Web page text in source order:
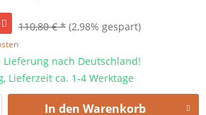
110,80 € * (2,98% gespart)
nach Deutschland!
Lieferzeit ca. 1-4 Werktage
In den Warenkorb